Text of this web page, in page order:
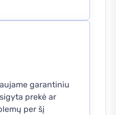
garantiniu
prekė ar
per šį